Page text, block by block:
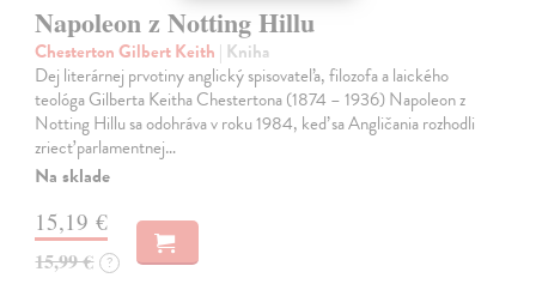
Napoleon z Notting Hillu
Chesterton Gilbert Keith | Kniha
Dej literárnej prvotiny anglický spisovateľa, filozofa a laického
teológa Gilberta Keitha Chestertona (1874 – 1936) Napoleon z
Notting Hillu sa odohráva v roku 1984, keď sa Angličania rozhodli
zriecť parlamentnej…
Na sklade
15,19 €
15,99 € ?